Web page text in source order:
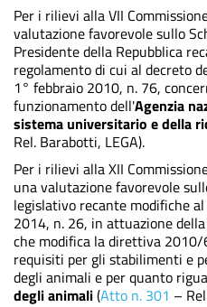
Per i rilievi alla VII
valutazione favorevole sullo
Presidente della Repubblica
regolamento di cui al decreto
1° febbraio 2010, n. 76,
funzionamento dell'Agenzia
sistema universitario e della
Rel. Barabotti, LEGA).
Per i rilievi alla XII
una valutazione favorevole
legislativo recante modifiche
2014, n. 26, in attuazione
che modifica la direttiva
requisiti per gli stabilimenti e
degli animali e per quanto
degli animali(Atto n. 301 –